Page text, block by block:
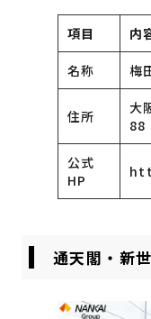
項目 内
名称 梅
住所
大
88
公式
HP
通天閣・新